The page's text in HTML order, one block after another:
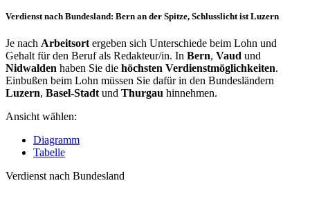
Verdienst nach Bundesland: Bern an der Spitze, Schlusslicht ist Luzern
Je nach Arbeitsort ergeben sich Unterschiede beim Lohn und
Gehalt für den Beruf als Redakteur/in. In Bern, Vaud und
Nidwalden haben Sie die höchsten Verdienstmöglichkeiten.
Einbußen beim Lohn müssen Sie dafür in den Bundesländern
Luzern, Basel-Stadt und Thurgau hinnehmen.
Ansicht wählen:
Diagramm
Tabelle
Verdienst nach Bundesland